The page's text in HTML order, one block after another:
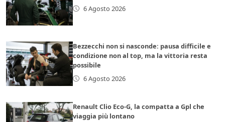
6 Agosto 2026
Bezzecchi non si nasconde: pausa difficile e
condizione non al top, ma la vittoria resta
possibile
6 Agosto 2026
Renault Clio Eco-G, la compatta a Gpl che
viaggia più lontano